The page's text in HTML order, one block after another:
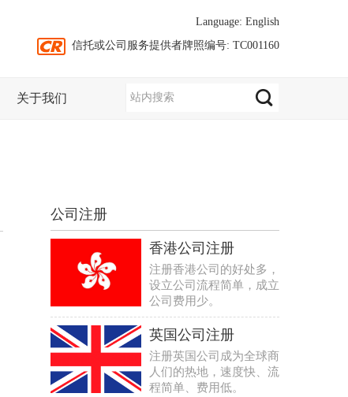
Language: English
信托或公司服务提供者牌照编号: TC001160
关于我们
公司注册
香港公司注册
注册香港公司的好处多，
设立公司流程简单，成立
公司费用少。
英国公司注册
注册英国公司成为全球商
人们的热地，速度快、流
程简单、费用低。